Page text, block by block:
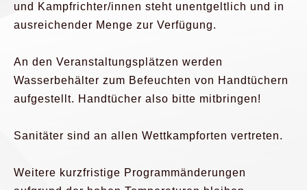
und Kampfrichter/innen steht unentgeltlich und in
ausreichender Menge zur Verfügung.
An den Veranstaltungsplätzen werden
Wasserbehälter zum Befeuchten von Handtüchern
aufgestellt. Handtücher also bitte mitbringen!
Sanitäter sind an allen Wettkampforten vertreten.
Weitere kurzfristige Programmänderungen